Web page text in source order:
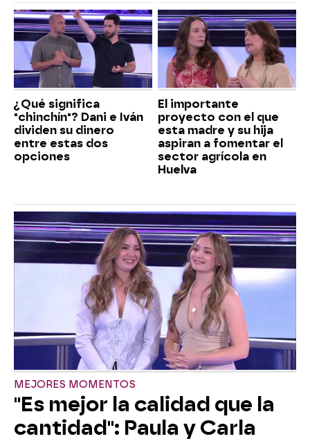
¿Qué significa
"chinchín"? Dani e Iván
dividen su dinero
entre estas dos
opciones
El importante
proyecto con el que
esta madre y su hija
aspiran a fomentar el
sector agrícola en
Huelva
MEJORES MOMENTOS
"Es mejor la calidad que la
cantidad": Paula y Carla